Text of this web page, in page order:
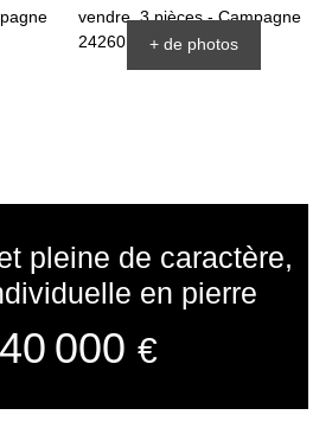
+ de photos
pleine de caractère,
en pierre
000 €